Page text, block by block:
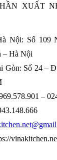
XUẤT
Nội: Số 109
– Hà Nội
Gòn: Số 24 –
–